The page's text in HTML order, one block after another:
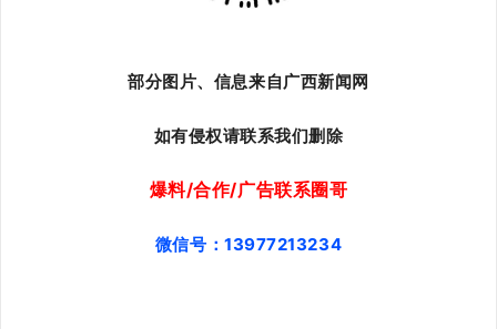
部分图片、信息来自广西新闻网
如有侵权请联系我们删除
爆料/合作/广告联系圈哥
微信号：13977213234